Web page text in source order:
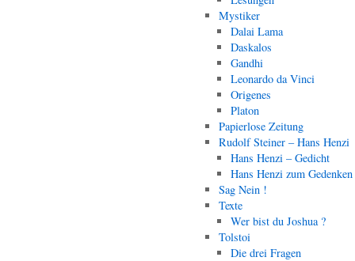
Mystiker
Dalai Lama
Daskalos
Gandhi
Leonardo da Vinci
Origenes
Platon
Papierlose Zeitung
Rudolf Steiner – Hans Henzi
Hans Henzi – Gedicht
Hans Henzi zum Gedenken
Sag Nein !
Texte
Wer bist du Joshua ?
Tolstoi
Die drei Fragen